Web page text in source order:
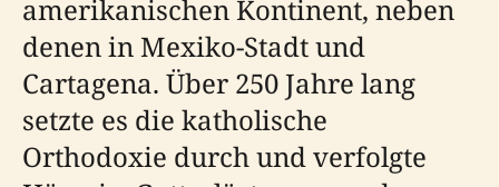
amerikanischen Kontinent, neben
denen in Mexiko-Stadt und
Cartagena. Über 250 Jahre lang
setzte es die katholische
Orthodoxie durch und verfolgte